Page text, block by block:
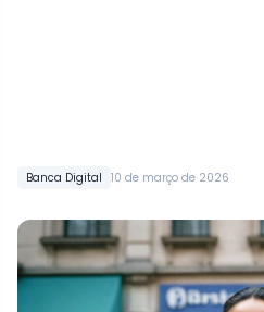
Banca Digital 10 de março de 2026